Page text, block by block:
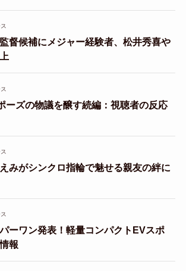
督候補にメジャー経験者、松井秀喜や
ーズの物議を醸す続編：視聴者の反応
みがシンクロ指輪で魅せる親友の絆に
ーワン発表！軽量コンパクトEVスポ
報